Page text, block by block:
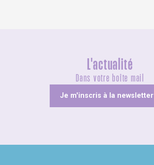
L'actualité
Dans votre boîte mail
Je m'inscris à la newsletter